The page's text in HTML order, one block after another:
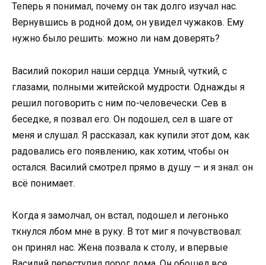
Теперь я понимал, почему он так долго изучал нас.
Вернувшись в родной дом, он увидел чужаков. Ему
нужно было решить: можно ли нам доверять?
Василий покорил наши сердца. Умный, чуткий, с
глазами, полными житейской мудрости. Однажды я
решил поговорить с ним по-человечески. Сев в
беседке, я позвал его. Он подошел, сел в шаге от
меня и слушал. Я рассказал, как купили этот дом, как
радовались его появлению, как хотим, чтобы он
остался. Василий смотрел прямо в душу — и я знал: он
всё понимает.
Когда я замолчал, он встал, подошел и легонько
ткнулся лбом мне в руку. В тот миг я почувствовал:
он принял нас. Жена позвала к столу, и впервые